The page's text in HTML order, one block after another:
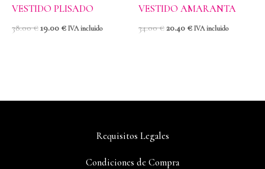
VESTIDO PLISADO
38.00€19.00 € IVA incluido
VESTIDO AMARANTA
34.00€20.40 € IVA incluido
Requisitos Legales
Condiciones de Compra